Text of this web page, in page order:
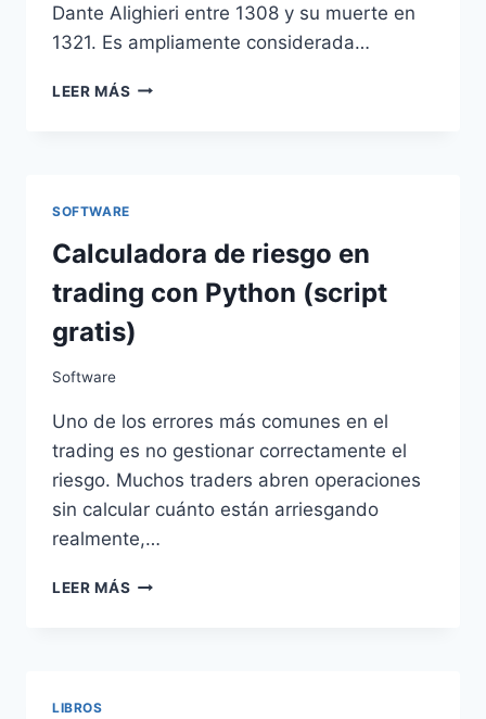
Dante Alighieri entre 1308 y su muerte en
1321. Es ampliamente considerada…
LEER MÁS LA
SOFTWARE
Calculadora de riesgo en
trading con Python (script
gratis)
Software
Uno de los errores más comunes en el
trading es no gestionar correctamente el
riesgo. Muchos traders abren operaciones
sin calcular cuánto están arriesgando
realmente,…
LEER MÁS CALCULADORA
LIBROS